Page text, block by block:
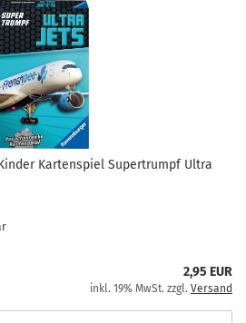
Kartenspiel Supertrumpf Ultra
2,95 EUR
inkl. 19% MwSt. zzgl. Versand